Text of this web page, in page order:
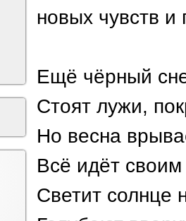
новых чувств и
Ещё чёрный
Стоят лужи,
Но весна
Всё идёт
Светит солнце